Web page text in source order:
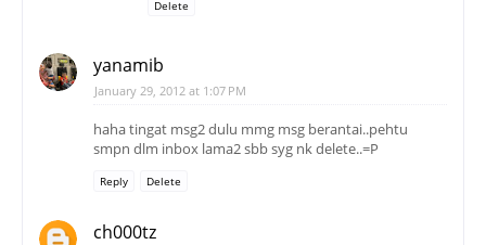
Delete
yanamib
January 29, 2012 at 1:07 PM
haha tingat msg2 dulu mmg msg berantai..pehtu
smpn dlm inbox lama2 sbb syg nk delete..=P
Reply Delete
ch000tz